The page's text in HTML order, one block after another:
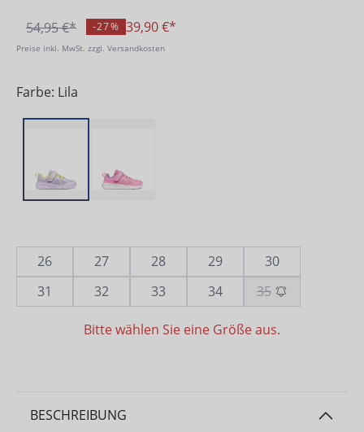
39,90 €*
54,95 €* -27%
Preise inkl. MwSt. zzgl. Versandkosten
Farbe: Lila
26 27 28 29
30
31
32 33 34 35
Bitte wählen Sie eine Größe aus.
BESCHREIBUNG